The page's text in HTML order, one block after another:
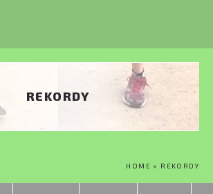
REKORDY
HOME » REKORDY